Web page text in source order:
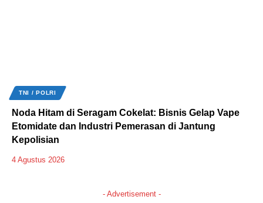
TNI / POLRI
Noda Hitam di Seragam Cokelat: Bisnis Gelap Vape
Etomidate dan Industri Pemerasan di Jantung
Kepolisian
4 Agustus 2026
- Advertisement -